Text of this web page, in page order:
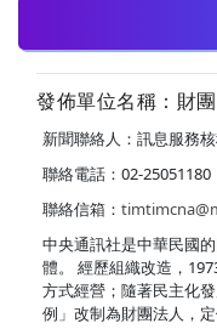
發佈單位名稱：財
新聞聯絡人：訊息服務
聯絡電話：02-25051180
聯絡信箱：
中央通訊社是中華民國
體。 經歷組織改造，
方式經營；隨著民主化
例」改制為財團法人，